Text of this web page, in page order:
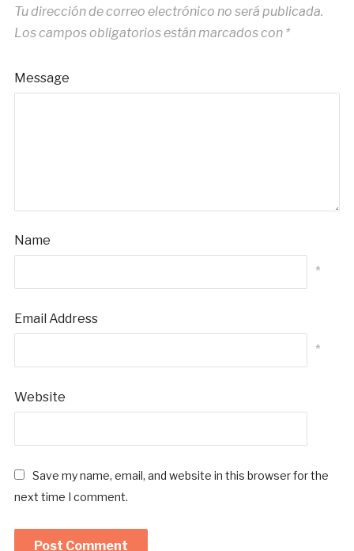
Tu dirección de correo electrónico no será publicada.
Los campos obligatorios están marcados con *
Message
Name
*
Email Address
*
Website
Save my name, email, and website in this browser for the
next time I comment.